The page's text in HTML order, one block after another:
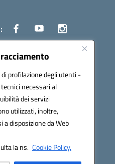
profilazione degli utenti -
necessari al
dei servizi
utilizzati, inoltre,
disposizione da Web
la ns. Cookie Policy.